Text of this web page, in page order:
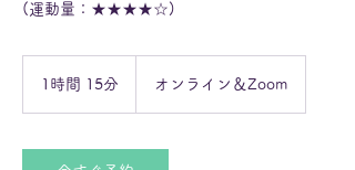
(運動量：★★★★☆)
1時間 15分
5
オンライン＆Zoom